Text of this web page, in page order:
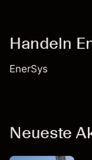
Handeln
EnerSys
Neueste